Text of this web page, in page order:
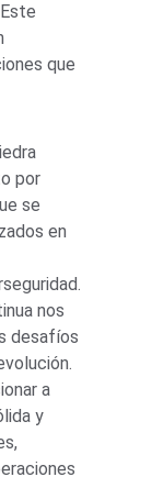
que
por
se
en
nos
desafíos
a
y